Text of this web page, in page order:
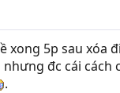
xong 5p sau xóa
đc cái cách
.